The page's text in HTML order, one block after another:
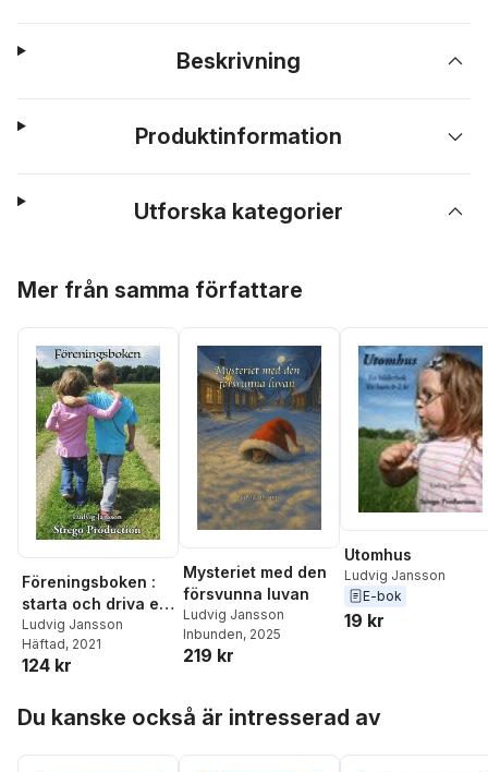
Beskrivning
Produktinformation
Utforska kategorier
Mer från samma författare
Föreningsboken :
starta och driva en
förening
Ludvig Jansson
Häftad, 2021
124 kr
Mysteriet med den
försvunna luvan
Ludvig Jansson
Inbunden, 2025
219 kr
Utomhus
Ludvig Jansson
E-bok
19 kr
Du kanske också är intresserad av